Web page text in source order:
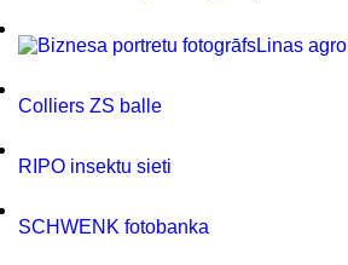
Linas agro
Colliers ZS balle
RIPO insektu sieti
SCHWENK fotobanka